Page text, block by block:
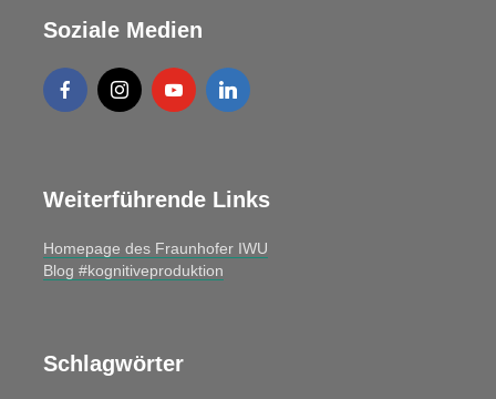
Soziale Medien
Weiterführende Links
Homepage des Fraunhofer IWU
Blog #kognitiveproduktion
Schlagwörter